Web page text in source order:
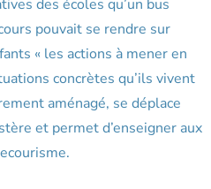
des écoles qu’un bus
pouvait se rendre sur
« les actions à mener en
concrètes qu’ils vivent
aménagé, se déplace
et permet d’enseigner aux